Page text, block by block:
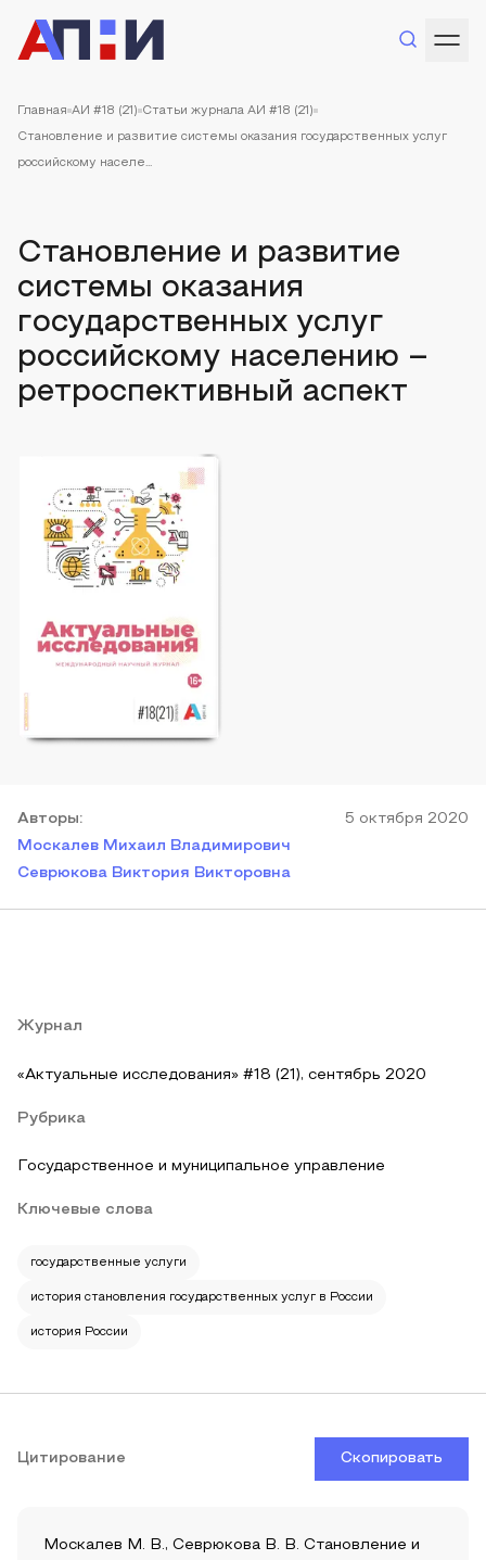
Главная АИ #18 (21) Статьи журнала АИ #18 (21)
Становление и развитие системы оказания государственных услуг
российскому населе...
Становление и развитие
системы оказания
государственных услуг
российскому населению –
ретроспективный аспект
Авторы:
Москалев Михаил Владимирович
Севрюкова Виктория Викторовна
5 октября 2020
Журнал
«Актуальные исследования» #18 (21), сентябрь 2020
Рубрика
Государственное и муниципальное управление
Ключевые слова
государственные услуги
история становления государственных услуг в России
история России
Цитирование Скопировать
Москалев М. В., Севрюкова В. В. Становление и